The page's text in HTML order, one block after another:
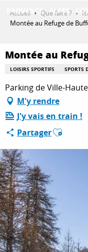
QUE FAIRE
SÉJOURNER
ESPACE PRO
Accueil Que faire ?
Montée au Refuge de
Montée au
LOISIRS SPORTIFS SPORTS
Parking de Ville-
M'y rendre
J'y vais en train !
PartagerAjouter